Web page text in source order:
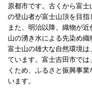
原都市です。古くから富
の登山者が富士山頂を目指
また、明治以降、織物が
山の湧き水による先染め織
富士山の雄大な自然環境
ています。富士吉田市で
くため、ふるさと振興事
います。